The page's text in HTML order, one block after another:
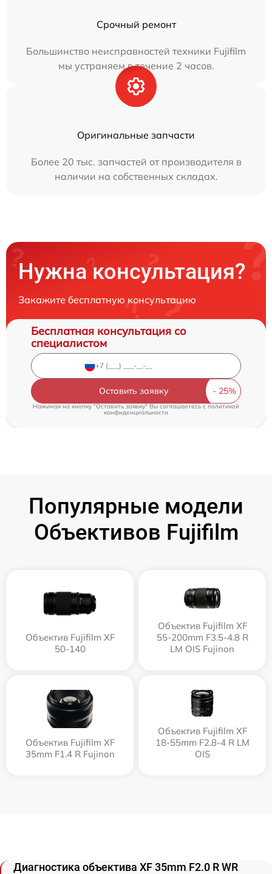
Срочный ремонт
Большинство неисправностей техники Fujifilm
мы устраняем в течение 2 часов.
Оригинальные запчасти
Более 20 тыс. запчастей от производителя в
наличии на собственных складах.
Нужна консультация?
Закажите бесплатную консультацию
Бесплатная консультация со
специалистом
Оставить заявку
Нажимая на кнопку "Оставить заявку" Вы соглашаетесь cполитикой
конфиденциальности
Популярные модели
Объективов Fujifilm
Объектив Fujifilm XF
50-140
Объектив Fujifilm XF
55-200mm F3.5-4.8 R
LM OIS Fujinon
Объектив Fujifilm XF
35mm F1.4 R Fujinon
Объектив Fujifilm XF
18-55mm F2.8-4 R LM
OIS
Диагностика объектива XF 35mm F2.0 R WR